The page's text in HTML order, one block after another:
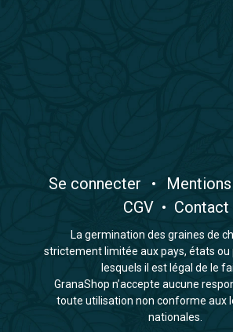
​Se connecter •
CGV• Contact
La germination des graines de
strictement limitée aux pays, états ou
lesquels il est légal de le
GranaShop n’accepte aucune
toute utilisation non conforme aux
nationales.